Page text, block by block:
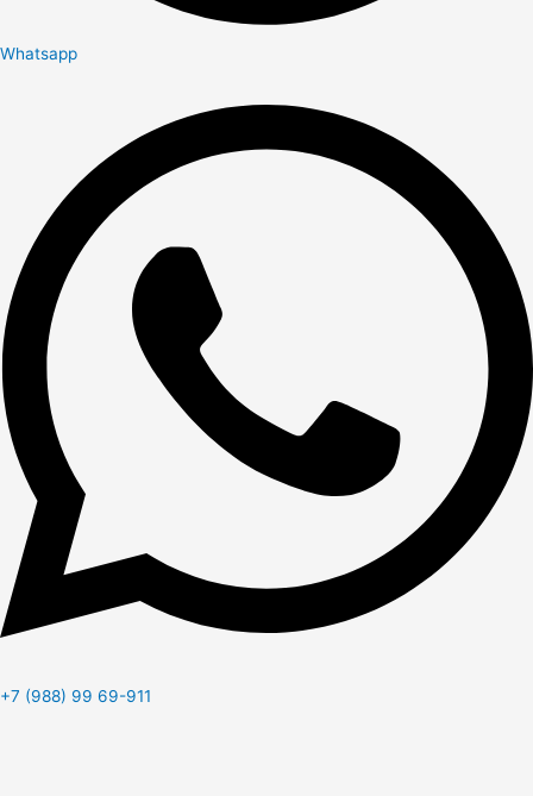
Whatsapp
+7 (988) 99 69-911